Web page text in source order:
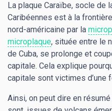
La plaque Caraïbe, socle de
Caribéennes est à la
nord-américaine par la
microplaque, située entre le
de Cuba, se prolonge et
capitale. Cela explique
capitale sont victimes d’une
Ainsi, on peut dire en